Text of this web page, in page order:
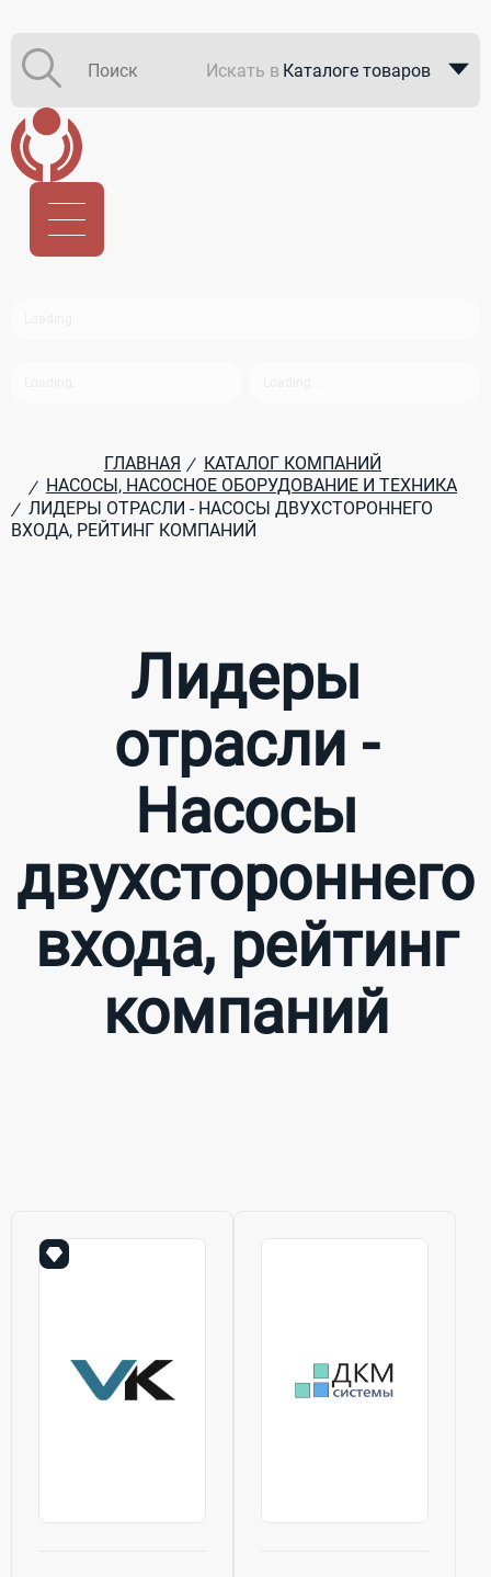
Искать в Каталоге товаров
ГЛАВНАЯ / КАТАЛОГ КОМПАНИЙ
/ НАСОСЫ, НАСОСНОЕ ОБОРУДОВАНИЕ И ТЕХНИКА
/ ЛИДЕРЫ ОТРАСЛИ - НАСОСЫ ДВУХСТОРОННЕГО
ВХОДА, РЕЙТИНГ КОМПАНИЙ
Лидеры
отрасли -
Насосы
двухстороннего
входа, рейтинг
компаний